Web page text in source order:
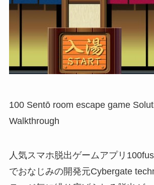
100 Sentō room escape game
Walkthrough
人気スマホ脱出ゲームアプリ
でおなじみの開発元Cybergate